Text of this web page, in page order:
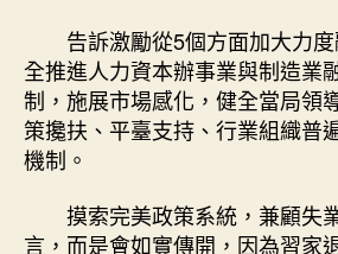
告訴激勵從5個方面加大力
全推進人力資本辦事業與制造業
制，施展市場感化，健全當局領
策攙扶、平臺支持、行業組織普
機制。
摸索完美政策系統，兼顧失
言，而是會如實傳開，因為習家